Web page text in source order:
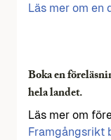
Läs mer om
Boka en
hela landet.
Läs mer om
Framgångsrikt